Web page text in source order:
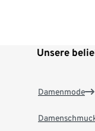
Unsere
Damenmode